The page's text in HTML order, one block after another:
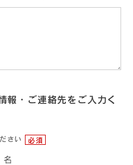
報・ご連絡先をご入力く
さい 必須
名